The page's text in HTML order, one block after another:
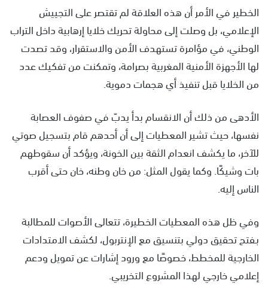
الخطير في الأمر أن هذه العلاقة لم تقتصر على التجييش
الإعلامي، بل وصلت إلى محاولة تحريك خلايا إرهابية داخل التراب
الوطني، في مؤامرة تستهدف الأمن والاستقرار، وقد تصدت
لها الأجهزة الأمنية المغربية بصرامة، وتمكنت من تفكيك عدد
من الخلايا قبل تنفيذ أي هجمات دموية.
الأدهى من ذلك أن الانقسام بدأ يدبّ في صفوف العصابة
نفسها، حيث تشير المعطيات إلى أن أحدهم قام بتسجيل صوتي
للآخر، ما يكشف انعدام الثقة بين الخونة، ويؤكد أن سقوطهم
بات وشيكًا. وكما يقول المثل: من خان وطنه، خان حتى أقرب
الناس إليه.
وفي ظل هذه المعطيات الخطيرة، تتعالى الأصوات للمطالبة
بـفتح تحقيق دولي بتنسيق مع الإنتربول، لكشف الامتدادات
الخارجية للمخطط، خصوصًا مع ورود إشارات عن تمويل ودعم
إعلامي خارجي لهذا المشروع التخريبي.